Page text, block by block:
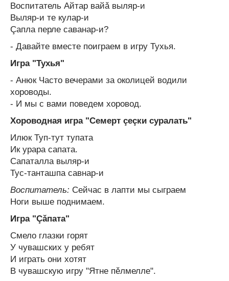
Воспитатель Айтар вайǎ выляр-и
Выляр-и те кулар-и
Çапла перле саванар-и?
- Давайте вместе поиграем в игру Тухья.
Игра "Тухья"
- Анюк Часто вечерами за околицей водили
хороводы.
- И мы с вами поведем хоровод.
Хороводная игра "Семерт çеçки суралать"
Илюк Туп-тут тупата
Ик урара сапата.
Сапаталла выляр-и
Тус-танташпа савнар-и
Воспитатель: Сейчас в лапти мы сыграем
Ноги выше поднимаем.
Игра "Çǎпата"
Смело глазки горят
У чувашских у ребят
И играть они хотят
В чувашскую игру "Ятне пěлмелле".